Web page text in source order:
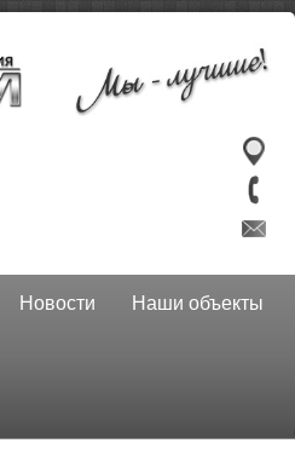
Новости
Наши объекты